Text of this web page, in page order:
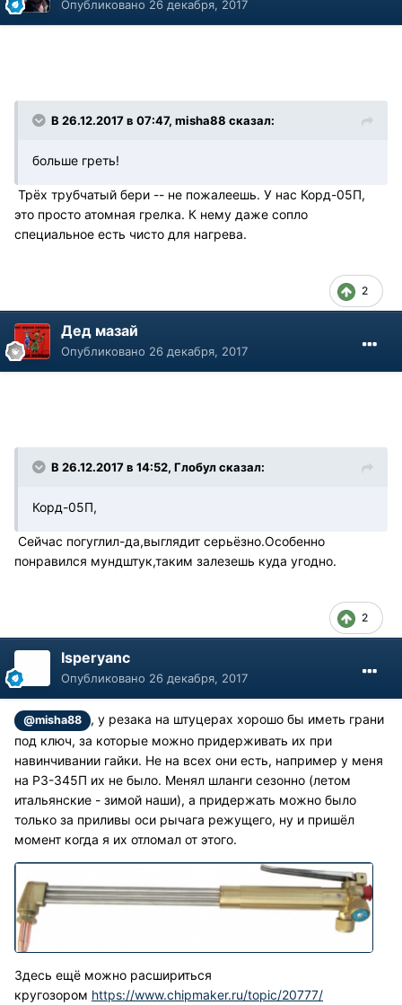
Опубликовано 26 декабря, 2017
В 26.12.2017 в 07:47, misha88 сказал:
больше греть!
Трёх трубчатый бери -- не пожалеешь. У нас Корд-05П,
это просто атомная грелка. К нему даже сопло
специальное есть чисто для нагрева.
2
Дед мазай
Опубликовано 26 декабря, 2017
В 26.12.2017 в 14:52, Глобул сказал:
Корд-05П,
Сейчас погуглил-да,выглядит серьёзно.Особенно
понравился мундштук,таким залезешь куда угодно.
2
Isperyanc
Опубликовано 26 декабря, 2017
@misha88
, у резака на штуцерах хорошо бы иметь грани
под ключ, за которые можно придерживать их при
навинчивании гайки. Не на всех они есть, например у меня
на Р3-345П их не было. Менял шланги сезонно (летом
итальянские - зимой наши), а придержать можно было
только за приливы оси рычага режущего, ну и пришёл
момент когда я их отломал от этого.
Здесь ещё можно расшириться
кругозором https://www.chipmaker.ru/topic/20777/